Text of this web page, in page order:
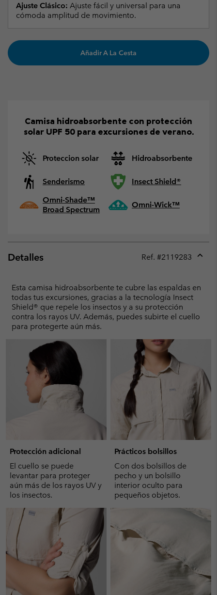
Ajuste Clásico: Ajuste fácil y universal para una
cómoda amplitud de movimiento.
Añadir A La Cesta
Camisa hidroabsorbente con protección
solar UPF 50 para excursiones de verano.
Proteccion solar Hidroabsorbente
Senderismo
Insect Shield®
Omni-Shade™
Broad Spectrum
Omni-Wick™
Detalles Ref. #2119283
Esta camisa hidroabsorbente te cubre las espaldas en
todas tus excursiones, gracias a la tecnología Insect
Shield® que repele los insectos y a su protección
contra los rayos UV. Además, puedes subirte el cuello
para protegerte aún más.
Protección adicional
El cuello se puede
levantar para proteger
aún más de los rayos UV y
los insectos.
Prácticos bolsillos
Con dos bolsillos de
pecho y un bolsillo
interior oculto para
pequeños objetos.